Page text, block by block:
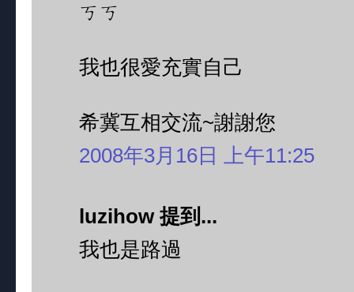
ㄎㄎ
我也很愛充實自己
希冀互相交流~謝謝您
2008年3月16日 上午11:25
luzihow 提到...
我也是路過